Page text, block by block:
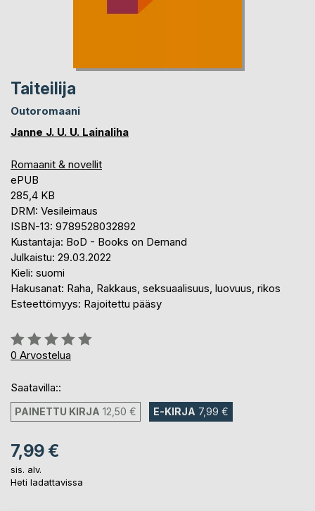
Taiteilija
Outoromaani
Janne J. U. U. Lainaliha
Romaanit & novellit
ePUB
285,4 KB
DRM: Vesileimaus
ISBN-13: 9789528032892
Kustantaja: BoD - Books on Demand
Julkaistu: 29.03.2022
Kieli: suomi
Hakusanat: Raha, Rakkaus, seksuaalisuus, luovuus, rikos
Esteettömyys: Rajoitettu pääsy
Arvostelu::
0%
0 Arvostelua
Saatavilla::
PAINETTU KIRJA 12,50 € E-KIRJA 7,99 €
7,99 €
sis. alv.
Heti ladattavissa